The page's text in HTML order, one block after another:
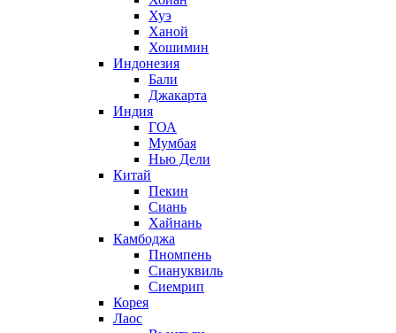
Хуэ
Ханой
Хошимин
Индонезия
Бали
Джакарта
Индия
ГОА
Мумбая
Нью Дели
Китай
Пекин
Сиань
Хайнань
Камбоджа
Пномпень
Сиануквиль
Сиемрип
Корея
Лаос